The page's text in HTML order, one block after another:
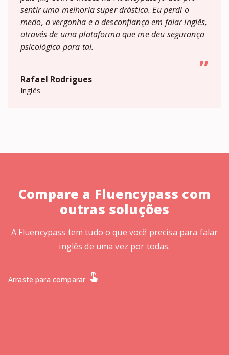
sentir uma melhoria super drástica. Eu perdi o
medo, a vergonha e a desconfiança em falar inglês,
através de uma plataforma que me deu segurança
psicológica para tal.
”
Rafael Rodrigues
Inglês
Compare a Fluencypass com
outras soluções
A Fluencypass tem tudo o que você precisa para falar
inglês de uma vez por todas.
Arraste para comparar